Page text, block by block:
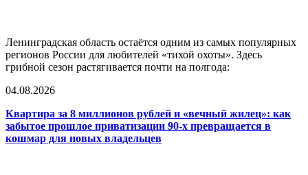
Ленинградская область остаётся одним из самых популярных
регионов России для любителей «тихой охоты». Здесь
грибной сезон растягивается почти на полгода:
04.08.2026
Квартира за 8 миллионов рублей и «вечный жилец»: как
забытое прошлое приватизации 90-х превращается в
кошмар для новых владельцев